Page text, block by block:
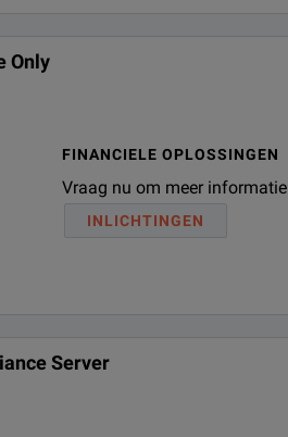
Only
FINANCIELE OPLOSSINGEN
Vraag nu om meer informatie
INLICHTINGEN
Server